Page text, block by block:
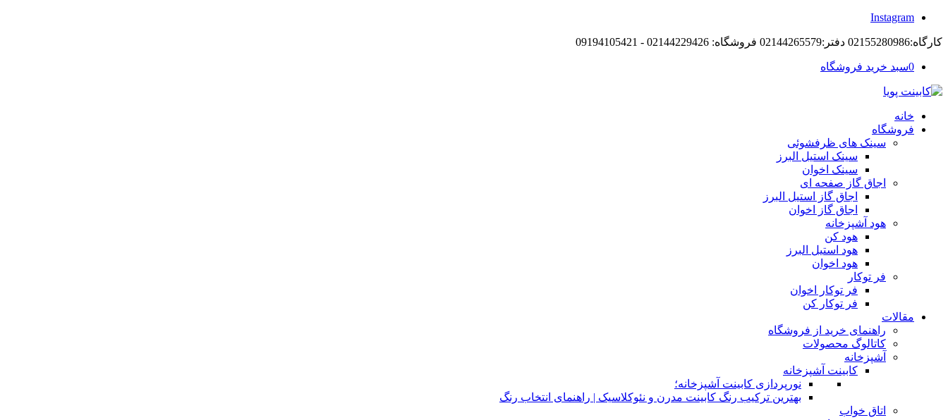
Instagram
کارگاه:02155280986 دفتر:02144265579 فروشگاه: 02144229426 - 09194105421
0سبد خرید فروشگاه
خانه
فروشگاه
سینک های ظرفشوئی
سینک استیل البرز
سینک اخوان
اجاق گاز صفحه ای
اجاق گاز استیل البرز
اجاق گاز اخوان
هود آشپزخانه
هود کن
هود استیل البرز
هود اخوان
فر توکار
فر توکار اخوان
فر توکار کن
مقالات
راهنمای خرید از فروشگاه
کاتالوگ محصولات
آشپزخانه
کابینت آشپزخانه
نورپردازی کابینت آشپزخانه؛
بهترین ترکیب رنگ کابینت مدرن و نئوکلاسیک | راهنمای انتخاب رنگ
اتاق خواب